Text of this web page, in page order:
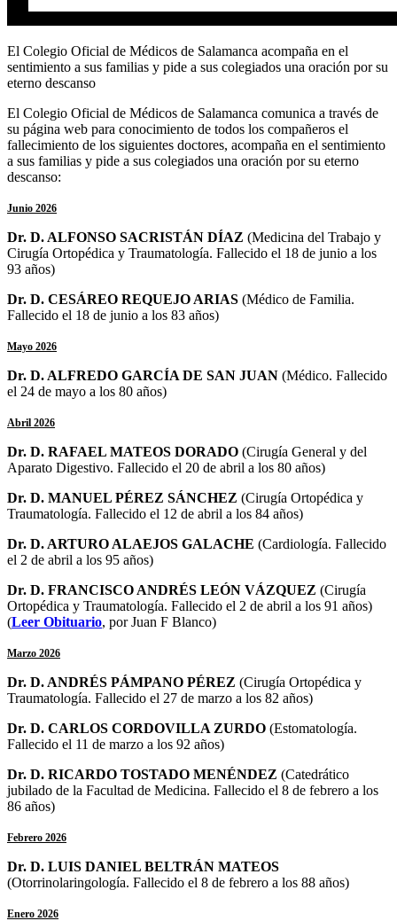
El Colegio Oficial de Médicos de Salamanca acompaña en el
sentimiento a sus familias y pide a sus colegiados una oración por su
eterno descanso
El Colegio Oficial de Médicos de Salamanca comunica a través de
su página web para conocimiento de todos los compañeros el
fallecimiento de los siguientes doctores, acompaña en el sentimiento
a sus familias y pide a sus colegiados una oración por su eterno
descanso:
Junio 2026
Dr. D. ALFONSO SACRISTÁN DÍAZ (Medicina del Trabajo y
Cirugía Ortopédica y Traumatología. Fallecido el 18 de junio a los
93 años)
Dr. D. CESÁREO REQUEJO ARIAS (Médico de Familia.
Fallecido el 18 de junio a los 83 años)
Mayo 2026
Dr. D. ALFREDO GARCÍA DE SAN JUAN (Médico. Fallecido
el 24 de mayo a los 80 años)
Abril 2026
Dr. D. RAFAEL MATEOS DORADO (Cirugía General y del
Aparato Digestivo. Fallecido el 20 de abril a los 80 años)
Dr. D. MANUEL PÉREZ SÁNCHEZ (Cirugía Ortopédica y
Traumatología. Fallecido el 12 de abril a los 84 años)
Dr. D. ARTURO ALAEJOS GALACHE (Cardiología. Fallecido
el 2 de abril a los 95 años)
Dr. D. FRANCISCO ANDRÉS LEÓN VÁZQUEZ (Cirugía
Ortopédica y Traumatología. Fallecido el 2 de abril a los 91 años)
(Leer Obituario, por Juan F Blanco)
Marzo 2026
Dr. D. ANDRÉS PÁMPANO PÉREZ (Cirugía Ortopédica y
Traumatología. Fallecido el 27 de marzo a los 82 años)
Dr. D. CARLOS CORDOVILLA ZURDO (Estomatología.
Fallecido el 11 de marzo a los 92 años)
Dr. D. RICARDO TOSTADO MENÉNDEZ (Catedrático
jubilado de la Facultad de Medicina. Fallecido el 8 de febrero a los
86 años)
Febrero 2026
Dr. D. LUIS DANIEL BELTRÁN MATEOS
(Otorrinolaringología. Fallecido el 8 de febrero a los 88 años)
Enero 2026